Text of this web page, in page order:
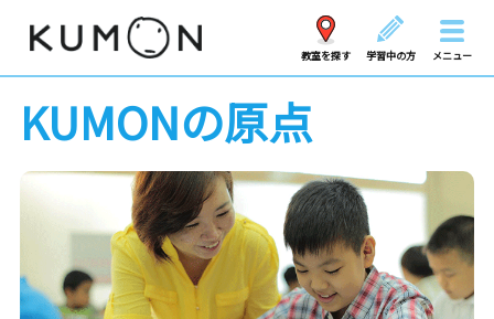
教室を探す 学習中の方 メニュー
KUMONの原点